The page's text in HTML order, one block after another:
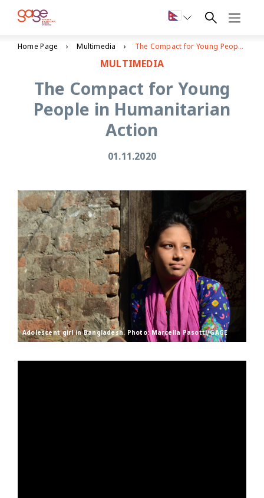
Home Page Multimedia The Compact for Young People in Humanitarian Action
MULTIMEDIA
The Compact for Young
People in Humanitarian
Action
01.11.2020
Adolescent girl in Bangladesh. Photo: Marcella Pasotti/GAGE